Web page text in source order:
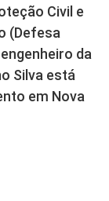
Civil e
(Defesa
da
Silva está
em Nova